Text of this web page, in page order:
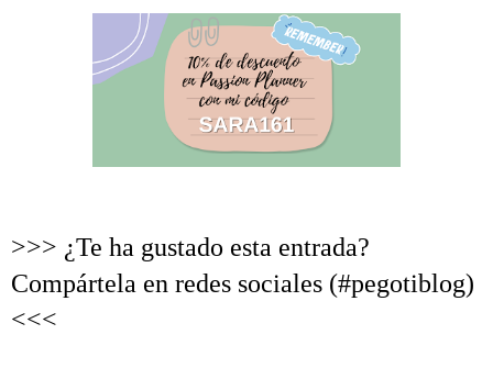
>>> ¿Te ha gustado esta entrada?
Compártela en redes sociales (#pegotiblog)
<<<